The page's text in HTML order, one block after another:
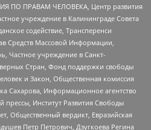
ПО ПРАВАМ ЧЕЛОВЕКА, Центр развития
учреждение в Калининграде Совета
содействие, Трансперенси
Средств Массовой Информации,
Частное учреждение в Санкт-
Стран, Фонд поддержки свободы
и Закон, Общественная комиссия
Сахарова, Информационное агентство
Институт Развития Свободы
Общественный вердикт, Евразийская
Петр Петрович, Дзугкоева Регина